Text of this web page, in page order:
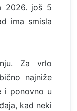
2026. još 5
ima smisla
Za vrlo
najniže
i ponovno u
kad neki